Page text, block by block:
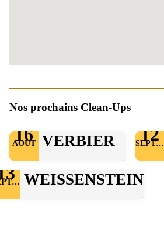
Nos prochains Clean-Ups
16
AOÛT VERBIER 12SEPTEMBRE
SEPTEMBRE WEISSENSTEIN